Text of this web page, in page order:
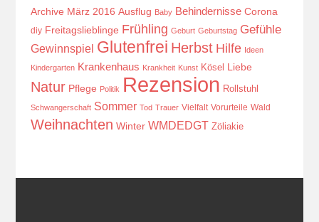
Archive März 2016 Ausflug Baby Behindernisse Corona
diy Freitagslieblinge Frühling Geburt Geburtstag Gefühle
Gewinnspiel Glutenfrei Herbst Hilfe Ideen
Kindergarten Krankenhaus Krankheit Kunst Kösel Liebe
Natur Pflege Politik Rezension Rollstuhl
Schwangerschaft Sommer Tod Trauer Vielfalt Vorurteile Wald
Weihnachten Winter WMDEDGT Zöliakie